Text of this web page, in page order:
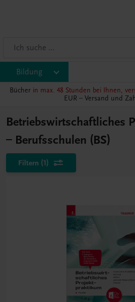
Bildung
Bücher in max. 48 Stunden bei Ihnen,
EUR – Versand und
Betriebswirtschaftliches
– Berufsschulen (BS)
Filtern (1)